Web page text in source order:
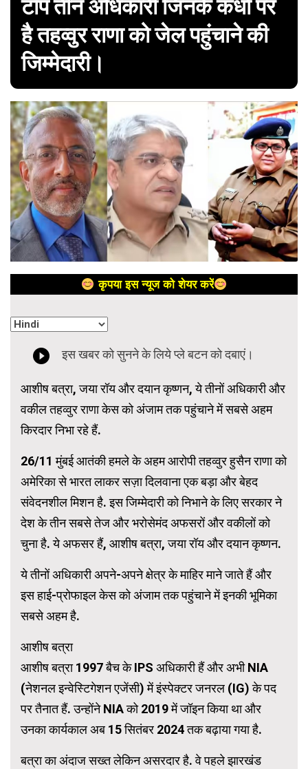
टॉप तीन अधिकारी जिनके कंधों पर
है तहव्वुर राणा को जेल पहुंचाने की
जिम्मेदारी।
कृपया इस न्यूज को शेयर करें
आशीष बत्रा, जया रॉय और दयान कृष्णन, ये तीनों अधिकारी और
वकील तहव्वुर राणा केस को अंजाम तक पहुंचाने में सबसे अहम
किरदार निभा रहे हैं.
26/11 मुंबई आतंकी हमले के अहम आरोपी तहव्वुर हुसैन राणा को
अमेरिका से भारत लाकर सज़ा दिलवाना एक बड़ा और बेहद
संवेदनशील मिशन है. इस जिम्मेदारी को निभाने के लिए सरकार ने
देश के तीन सबसे तेज और भरोसेमंद अफसरों और वकीलों को
चुना है. ये अफसर हैं, आशीष बत्रा, जया रॉय और दयान कृष्णन.
ये तीनों अधिकारी अपने-अपने क्षेत्र के माहिर माने जाते हैं और
इस हाई-प्रोफाइल केस को अंजाम तक पहुंचाने में इनकी भूमिका
सबसे अहम है.
आशीष बत्रा
आशीष बत्रा 1997 बैच के IPS अधिकारी हैं और अभी NIA
(नेशनल इन्वेस्टिगेशन एजेंसी) में इंस्पेक्टर जनरल (IG) के पद
पर तैनात हैं. उन्होंने NIA को 2019 में जॉइन किया था और
उनका कार्यकाल अब 15 सितंबर 2024 तक बढ़ाया गया है.
बत्रा का अंदाज सख्त लेकिन असरदार है. वे पहले झारखंड